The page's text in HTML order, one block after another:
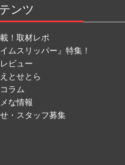
ンツ
！取材レポ
イムスリッパー』特集！
ビュー
とせとら
ラム
な情報
・スタッフ募集